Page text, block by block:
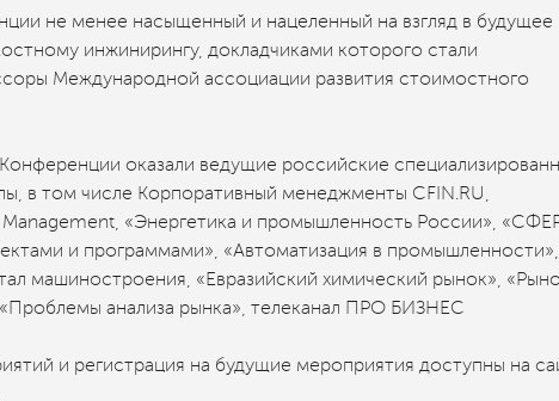
не менее насыщенный и нацеленный на взгляд в будущее
инжинирингу, докладчиками которого стали
Международной ассоциации развития стоимостного
оказали ведущие российские
в том числе Корпоративный менеджменты CFIN.RU,
«Энергетика и промышленность России»,
и программами», «Автоматизация в промышленности»,
машиностроения, «Евразийский химический рынок»,
«Проблемы анализа рынка», телеканал ПРО БИЗНЕС
и регистрация на будущие мероприятия доступны на